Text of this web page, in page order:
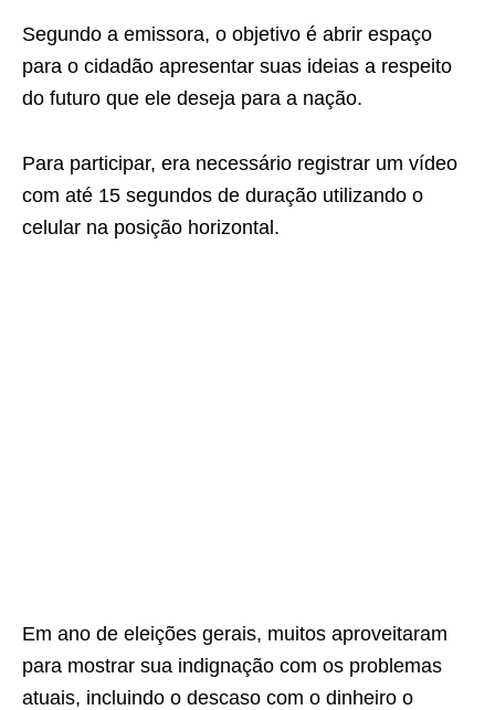
Segundo a emissora, o objetivo é abrir espaço
para o cidadão apresentar suas ideias a respeito
do futuro que ele deseja para a nação.
Para participar, era necessário registrar um vídeo
com até 15 segundos de duração utilizando o
celular na posição horizontal.
Em ano de eleições gerais, muitos aproveitaram
para mostrar sua indignação com os problemas
atuais, incluindo o descaso com o dinheiro o